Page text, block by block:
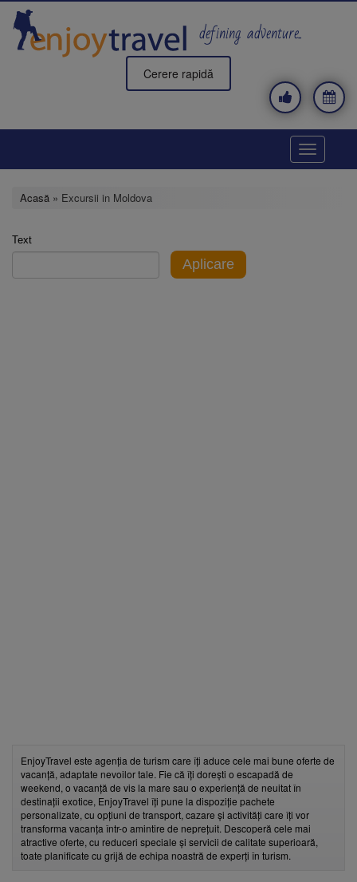
Mergi
conţinutul
principal
defining adventure..
Cerere rapidă
Toggle
Acasă » Excursii in Moldova
Text
Aplicare
EnjoyTravel este agenția de turism care îți aduce cele mai bune oferte de
vacanță, adaptate nevoilor tale. Fie că îți dorești o escapadă de
weekend, o vacanță de vis la mare sau o experiență de neuitat în
destinații exotice, EnjoyTravel îți pune la dispoziție pachete
personalizate, cu opțiuni de transport, cazare și activități care îți vor
transforma vacanța într-o amintire de neprețuit. Descoperă cele mai
atractive oferte, cu reduceri speciale și servicii de calitate superioară,
toate planificate cu grijă de echipa noastră de experți în turism.